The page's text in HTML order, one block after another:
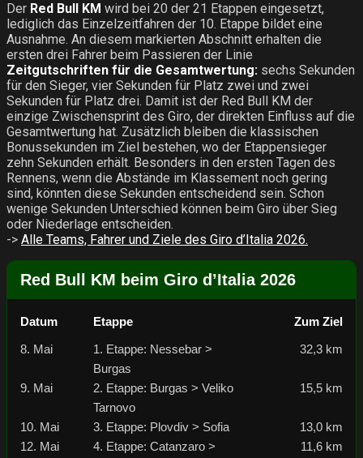
Der Red Bull KM wird bei 20 der 21 Etappen eingesetzt,
lediglich das Einzelzeitfahren der 10. Etappe bildet eine
Ausnahme. An diesem markierten Abschnitt erhalten die
ersten drei Fahrer beim Passieren der Linie
Zeitgutschriften für die Gesamtwertung: sechs Sekunden
für den Sieger, vier Sekunden für Platz zwei und zwei
Sekunden für Platz drei. Damit ist der Red Bull KM der
einzige Zwischensprint des Giro, der direkten Einfluss auf die
Gesamtwertung hat. Zusätzlich bleiben die klassischen
Bonussekunden im Ziel bestehen, wo der Etappensieger
zehn Sekunden erhält. Besonders in den ersten Tagen des
Rennens, wenn die Abstände im Klassement noch gering
sind, könnten diese Sekunden entscheidend sein. Schon
wenige Sekunden Unterschied können beim Giro über Sieg
oder Niederlage entscheiden.
-> Alle Teams, Fahrer und Ziele des Giro d’Italia 2026.
Red Bull KM beim Giro d’Italia 2026
Datum Etappe
Zum Ziel
8. Mai
1. Etappe: Nessebar >
Burgas
32,3 km
9. Mai
2. Etappe: Burgas > Veliko
Tarnovo
15,5 km
10. Mai 3. Etappe: Plovdiv > Sofia
13,0 km
12. Mai
4. Etappe: Catanzaro >
11,6 km